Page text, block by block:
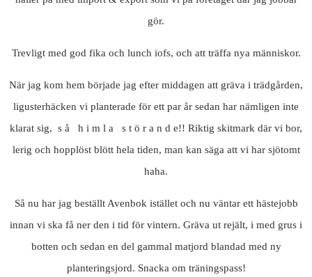
gör.
Trevligt med god fika och lunch iofs, och att träffa nya människor.
När jag kom hem började jag efter middagen att gräva i trädgården,
ligusterhäcken vi planterade för ett par år sedan har nämligen inte
klarat sig, s å h i m l a s t ö r a n d e!! Riktig skitmark där vi bor,
lerig och hopplöst blött hela tiden, man kan säga att vi har sjötomt
haha.
Så nu har jag beställt Avenbok istället och nu väntar ett hästejobb
innan vi ska få ner den i tid för vintern. Gräva ut rejält, i med grus i
botten och sedan en del gammal matjord blandad med ny
planteringsjord. Snacka om träningspass!